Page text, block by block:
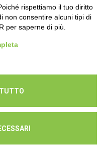
e P.IVA 01541120356 -
rispettiamo il tuo diritto
non consentire alcuni tipi di
per saperne di più.